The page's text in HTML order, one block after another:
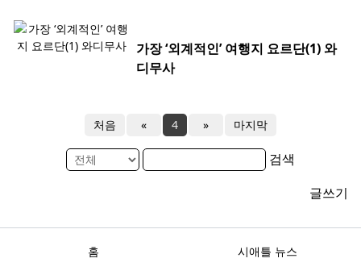
가장 ‘외계적인’ 여행지 요르단(1) 와
디무사
처음 « 4 » 마지막
검색
글쓰기
홈 시애틀 뉴스